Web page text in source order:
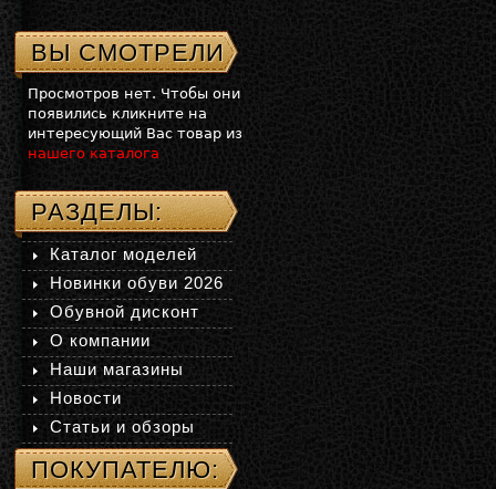
ВЫ СМОТРЕЛИ
Просмотров нет. Чтобы они
появились кликните на
интересующий Вас товар из
нашего каталога
РАЗДЕЛЫ:
Каталог моделей
Новинки обуви 2026
Обувной дисконт
О компании
Наши магазины
Новости
Статьи и обзоры
ПОКУПАТЕЛЮ: